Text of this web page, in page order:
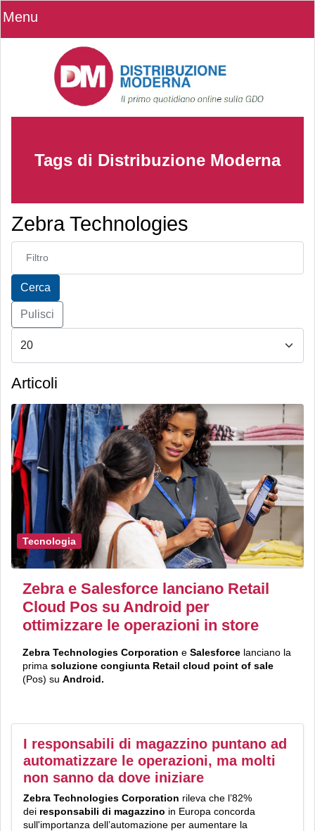
Menu
Tags di Distribuzione Moderna
Zebra Technologies
Inserisci parte del titolo
Cerca
Pulisci
Articoli
Tecnologia
Zebra e Salesforce lanciano Retail
Cloud Pos su Android per
ottimizzare le operazioni in store
Zebra Technologies Corporation e Salesforce lanciano la
prima soluzione congiunta Retail cloud point of sale
(Pos) su Android.
I responsabili di magazzino puntano ad
automatizzare le operazioni, ma molti
non sanno da dove iniziare
Zebra Technologies Corporation rileva che l’82%
dei responsabili di magazzino in Europa concorda
sull'importanza dell’automazione per aumentare la